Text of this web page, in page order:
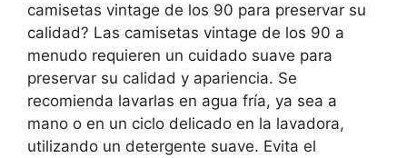
camisetas vintage de los 90 para preservar su
calidad? Las camisetas vintage de los 90 a
menudo requieren un cuidado suave para
preservar su calidad y apariencia. Se
recomienda lavarlas en agua fría, ya sea a
mano o en un ciclo delicado en la lavadora,
utilizando un detergente suave. Evita el